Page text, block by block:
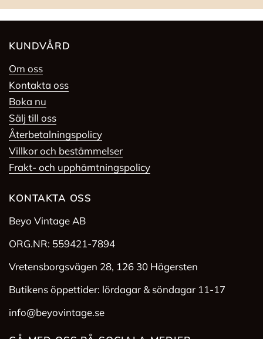
KUNDVÅRD
Om oss
Kontakta oss
Boka nu
Sälj till oss
Återbetalningspolicy
Villkor och bestämmelser
Frakt- och upphämtningspolicy
KONTAKTA OSS
Beyo Vintage AB
ORG.NR: 559421-7894
Vretensborgsvägen 28, 126 30 Hägersten
Butikens öppettider: lördagar & söndagar 11-17
info@beyovintage.se